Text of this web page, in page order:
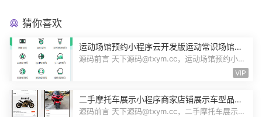
猜你喜欢
运动场馆预约小程序云开发版运动常识场馆动
态羽毛球健身房乒乓球预约管理预约凭证源码
源码前言 天下源码@txym.cc，运动场馆预约小程
VIP
二手摩托车展示小程序商家店铺展示车型品牌
管理摩托车信息发布用户交互联系源码
源码前言 天下源码@txym.cc，二手摩托车展示小